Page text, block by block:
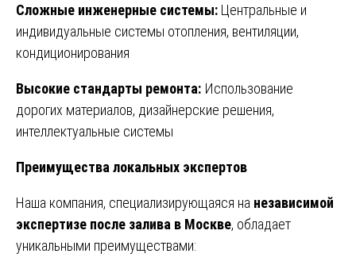
Сложные инженерные системы: Центральные и
индивидуальные системы отопления, вентиляции,
кондиционирования
Высокие стандарты ремонта: Использование
дорогих материалов, дизайнерские решения,
интеллектуальные системы
Преимущества локальных экспертов
Наша компания, специализирующаяся на независимой
экспертизе после залива в Москве, обладает
уникальными преимуществами: